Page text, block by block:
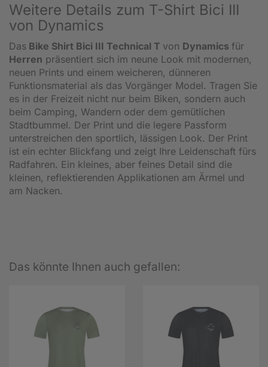
Weitere Details zum T-Shirt Bici III
von Dynamics
Das Bike Shirt Bici III Technical T von Dynamics für
Herren präsentiert sich im neune Look mit modernen,
neuen Prints und einem weicheren, dünneren
Funktionsmaterial als das Vorgänger Model. Tragen Sie
es in der Freizeit nicht nur beim Biken, sondern auch
beim Camping, Wandern oder dem gemütlichen
Stadtbummel. Der Print und die legere Passform
unterstreichen den sportlich, lässigen Look. Der Print
ist ein echter Blickfang und zeigt Ihre Leidenschaft fürs
Radfahren. Ein kleines, aber feines Detail sind die
kleinen, reflektierenden Applikationen am Ärmel und
am Nacken.
Das könnte Ihnen auch gefallen: